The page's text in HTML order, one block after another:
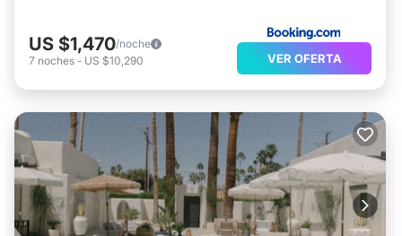
US $1,470/noche
7 noches - US $10,290 VER OFERTA